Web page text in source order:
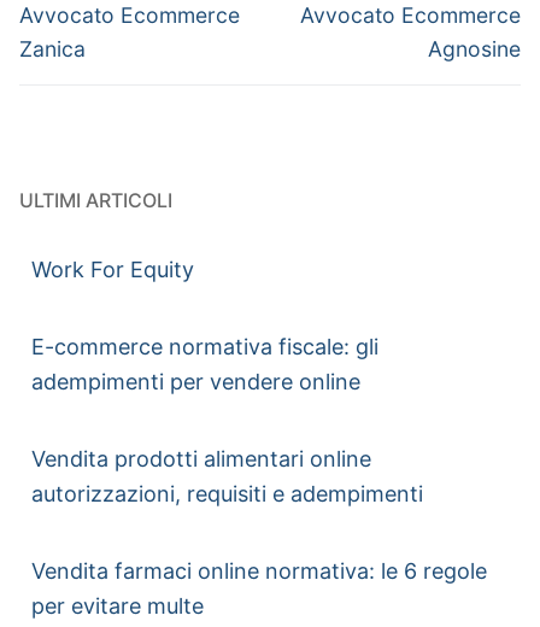
Avvocato Ecommerce
Zanica
Avvocato Ecommerce
Agnosine
ULTIMI ARTICOLI
Work For Equity
E-commerce normativa fiscale: gli
adempimenti per vendere online
Vendita prodotti alimentari online
autorizzazioni, requisiti e adempimenti
Vendita farmaci online normativa: le 6 regole
per evitare multe